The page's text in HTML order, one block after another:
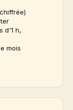
d'1 h,
mois